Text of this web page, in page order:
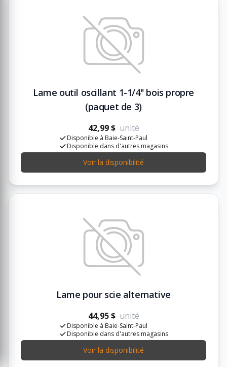
Lame outil oscillant 1-1/4'' bois propre
(paquet de 3)
42,99 $ unité
Disponible à Baie-Saint-Paul
Disponible dans d'autres magasins
Voir la disponibilité
Lame pour scie alternative
44,95 $ unité
Disponible à Baie-Saint-Paul
Disponible dans d'autres magasins
Voir la disponibilité